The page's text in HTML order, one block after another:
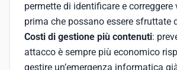
permette di identificare e correggere
prima che possano essere sfruttate
Costi di gestione più contenuti:
attacco è sempre più economico
gestire un’emergenza informatica